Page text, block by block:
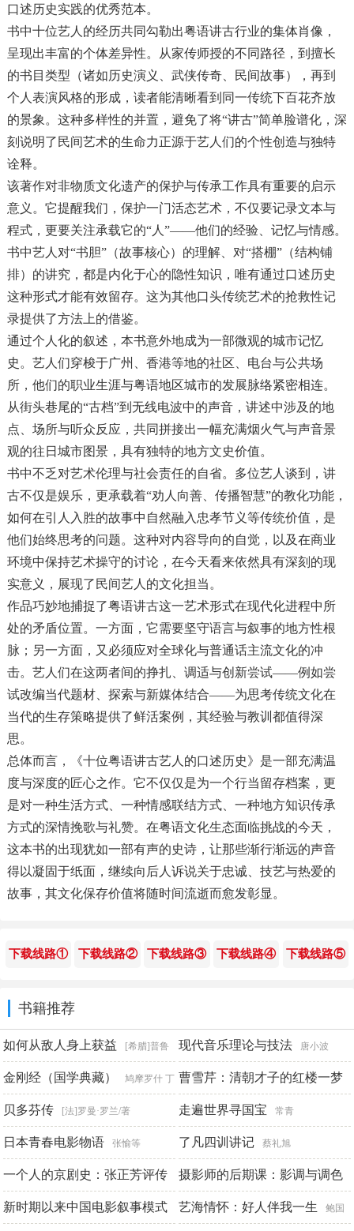
口述历史实践的优秀范本。
书中十位艺人的经历共同勾勒出粤语讲古行业的集体肖像，
呈现出丰富的个体差异性。从家传师授的不同路径，到擅长
的书目类型（诸如历史演义、武侠传奇、民间故事），再到
个人表演风格的形成，读者能清晰看到同一传统下百花齐放
的景象。这种多样性的并置，避免了将“讲古”简单脸谱化，深
刻说明了民间艺术的生命力正源于艺人们的个性创造与独特
诠释。
该著作对非物质文化遗产的保护与传承工作具有重要的启示
意义。它提醒我们，保护一门活态艺术，不仅要记录文本与
程式，更要关注承载它的“人”——他们的经验、记忆与情感。
书中艺人对“书胆”（故事核心）的理解、对“搭棚”（结构铺
排）的讲究，都是内化于心的隐性知识，唯有通过口述历史
这种形式才能有效留存。这为其他口头传统艺术的抢救性记
录提供了方法上的借鉴。
通过个人化的叙述，本书意外地成为一部微观的城市记忆
史。艺人们穿梭于广州、香港等地的社区、电台与公共场
所，他们的职业生涯与粤语地区城市的发展脉络紧密相连。
从街头巷尾的“古档”到无线电波中的声音，讲述中涉及的地
点、场所与听众反应，共同拼接出一幅充满烟火气与声音景
观的往日城市图景，具有独特的地方文史价值。
书中不乏对艺术伦理与社会责任的自省。多位艺人谈到，讲
古不仅是娱乐，更承载着“劝人向善、传播智慧”的教化功能，
如何在引人入胜的故事中自然融入忠孝节义等传统价值，是
他们始终思考的问题。这种对内容导向的自觉，以及在商业
环境中保持艺术操守的讨论，在今天看来依然具有深刻的现
实意义，展现了民间艺人的文化担当。
作品巧妙地捕捉了粤语讲古这一艺术形式在现代化进程中所
处的矛盾位置。一方面，它需要坚守语言与叙事的地方性根
脉；另一方面，又必须应对全球化与普通话主流文化的冲
击。艺人们在这两者间的挣扎、调适与创新尝试——例如尝
试改编当代题材、探索与新媒体结合——为思考传统文化在
当代的生存策略提供了鲜活案例，其经验与教训都值得深
思。
总体而言，《十位粤语讲古艺人的口述历史》是一部充满温
度与深度的匠心之作。它不仅仅是为一个行当留存档案，更
是对一种生活方式、一种情感联结方式、一种地方知识传承
方式的深情挽歌与礼赞。在粤语文化生态面临挑战的今天，
这本书的出现犹如一部有声的史诗，让那些渐行渐远的声音
得以凝固于纸面，继续向后人诉说关于忠诚、技艺与热爱的
故事，其文化保存价值将随时间流逝而愈发彰显。
下载线路① 下载线路② 下载线路③ 下载线路④ 下载线路⑤
书籍推荐
如何从敌人身上获益 [希腊]普鲁
塔克
现代音乐理论与技法 唐小波
金刚经（国学典藏） 鸠摩罗什 丁
福保
曹雪芹：清朝才子的红楼一梦
李丽
贝多芬传 [法]罗曼·罗兰/著 走遍世界寻国宝 常青
日本青春电影物语 张愉等 了凡四训讲记 蔡礼旭
一个人的京剧史：张正芳评传
沙垚
摄影师的后期课：影调与调色
篇 郑志强
新时期以来中国电影叙事模式 艺海情怀：好人伴我一生 鲍国